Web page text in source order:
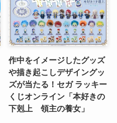
作中をイメージしたグッズ
や描き起こしデザイングッ
ズが当たる！セガ ラッキー
くじオンライン「本好きの
下剋上 領主の養女」